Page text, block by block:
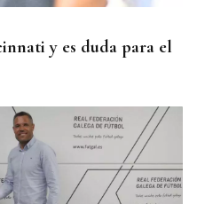
y es duda para el